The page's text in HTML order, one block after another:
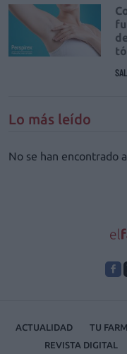
Lo más leído
No se han encontrado
ACTUALIDAD TU
REVISTA DIGITAL